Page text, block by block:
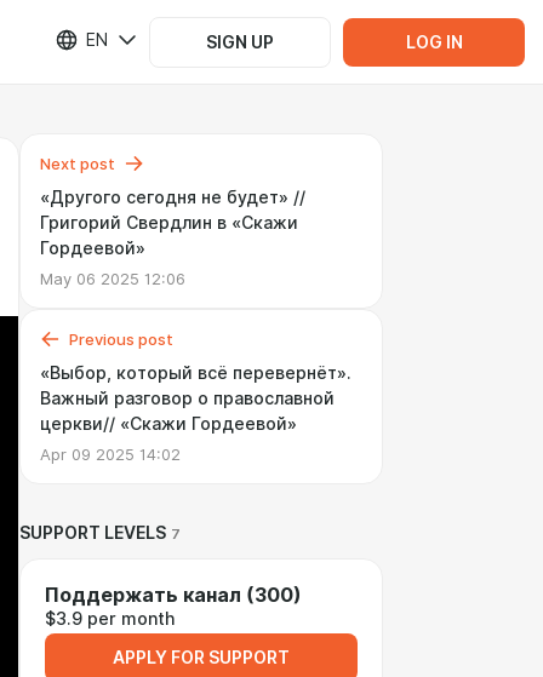
EN SIGN UP LOG IN
Next post
«Другого сегодня не будет» //
Григорий Свердлин в «Скажи
Гордеевой»
May 06 2025 12:06
Previous post
«Выбор, который всё перевернёт».
Важный разговор о православной
церкви// «Скажи Гордеевой»
Apr 09 2025 14:02
SUPPORT LEVELS 7
Поддержать канал (300)
$3.9 per month
APPLY FOR SUPPORT